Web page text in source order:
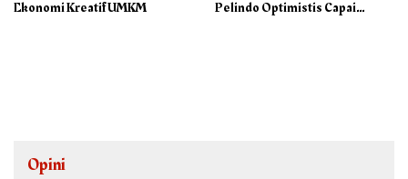
Ekonomi Kreatif UMKM
Pelindo Optimistis Capai
Opini